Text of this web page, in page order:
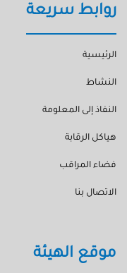
روابط سريعة
الرئيسية
النشاط
النفاذ إلى المعلومة
هياكل الرقابة
فضاء المراقب
الاتصال بنا
موقع الهيئة